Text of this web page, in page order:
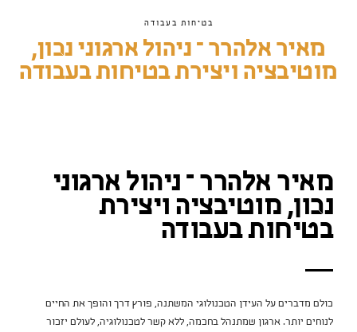
בטיחות בעבודה
מאיר אלהרר – ניהול ארגוני נכון,
מוטיבציה ויצירת בטיחות בעבודה
מאיר אלהרר – ניהול ארגוני
נכון, מוטיבציה ויצירת
בטיחות בעבודה
כולם מדברים על העידן הטכנולוגי המשתנה, פורץ דרך והופך את החיים
לנוחים יותר. ארגון שמתנהל בחכמה, ללא קשר לטכנולוגיה, לעולם יזכור